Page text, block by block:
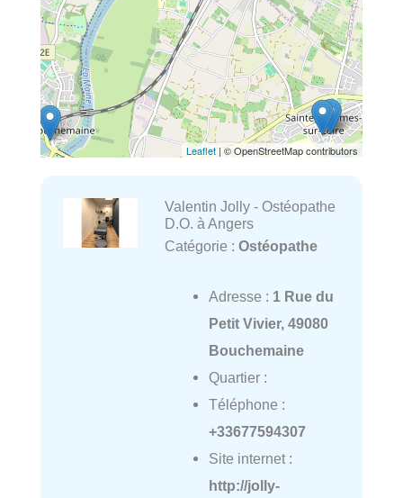
Leaflet| © OpenStreetMap contributors
Valentin Jolly - Ostéopathe
D.O. à Angers
Catégorie : Ostéopathe
Adresse : 1 Rue du
Petit Vivier, 49080
Bouchemaine
Quartier :
Téléphone :
+33677594307
Site internet :
http://jolly-